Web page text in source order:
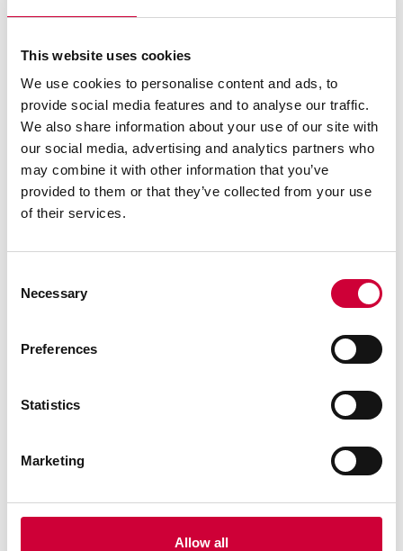
This website uses cookies
We use cookies to personalise content and ads, to
provide social media features and to analyse our traffic.
We also share information about your use of our site with
our social media, advertising and analytics partners who
may combine it with other information that you’ve
provided to them or that they’ve collected from your use
of their services.
Selection
Necessary
Preferences
Statistics
Marketing
Allow all
ENERGETICKY ÚSPORNÉ
HLINÍKOVÉ PROFILY